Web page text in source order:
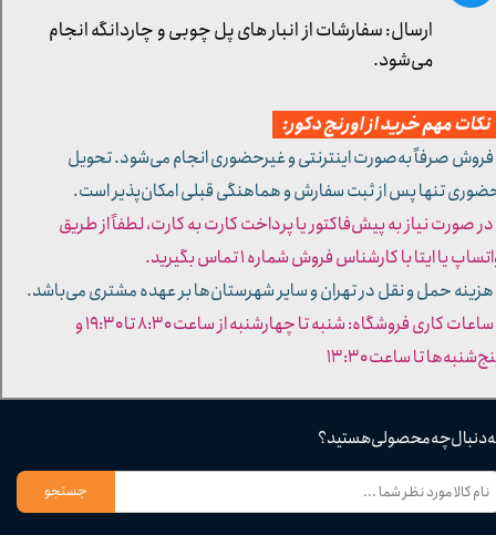
دنبال چه محصولی هستید؟
جستجو
مهم خرید از اورنج دکور:
صرفاً به‌صورت اینترنتی و غیرحضوری انجام می‌شود. تحویل
تنها پس از ثبت سفارش و هماهنگی قبلی امکان‌پذیر است.
صورت نیاز به پیش‌فاکتور یا پرداخت کارت به کارت، لطفاً از طریق
یا ایتا با کارشناس فروش شماره ۱ تماس بگیرید.
حمل و نقل در تهران و سایر شهرستان‌ها بر عهده مشتری می‌باشد.
- ساعات کاری فروشگاه: شنبه تا چهارشنبه از ساعت ۸:۳۰ تا ۱۹:۳۰ و
تا ساعت ۱۳:۳۰​​​​​​​
ارسال: سفارشات از انبار های پل چوبی و چاردانگه انجام
می‌شود.